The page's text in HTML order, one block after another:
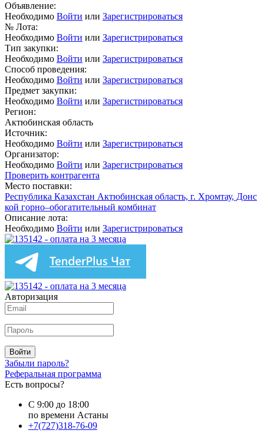
Объявление:
Необходимо Войти или Зарегистрироваться
№ Лота:
Необходимо Войти или Зарегистрироваться
Тип закупки:
Необходимо Войти или Зарегистрироваться
Способ проведения:
Необходимо Войти или Зарегистрироваться
Предмет закупки:
Необходимо Войти или Зарегистрироваться
Регион:
Актюбинская область
Источник:
Необходимо Войти или Зарегистрироваться
Организатор:
Необходимо Войти или Зарегистрироваться
Проверить контрагента
Место поставки:
Республика Казахстан Актюбинская область, г. Хромтау, Донс
кой горно–обогатительный комбинат
Описание лота:
Необходимо Войти или Зарегистрироваться
Авторизация
Войти
Забыли пароль?
Реферальная программа
Есть вопросы?
С 9:00 до 18:00
по времени Астаны
+7(727)318-76-09